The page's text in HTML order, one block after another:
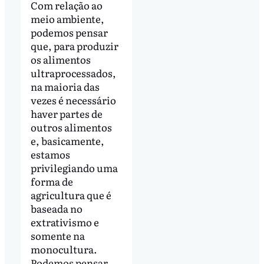
Com relação ao
meio ambiente,
podemos pensar
que, para produzir
os alimentos
ultraprocessados,
na maioria das
vezes é necessário
haver partes de
outros alimentos
e, basicamente,
estamos
privilegiando uma
forma de
agricultura que é
baseada no
extrativismo e
somente na
monocultura.